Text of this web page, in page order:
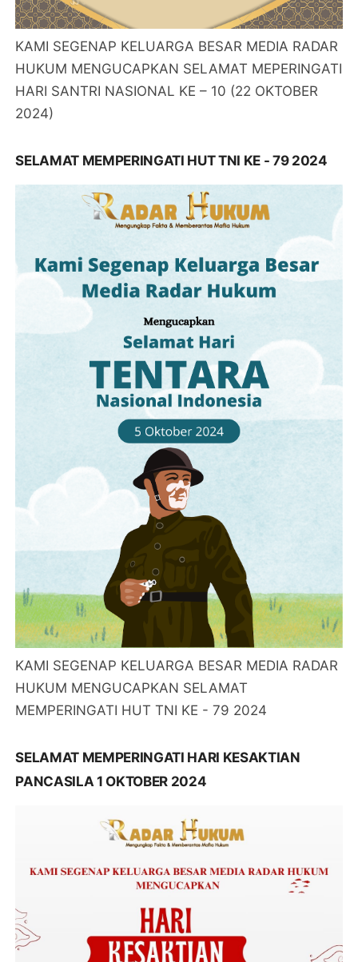
KAMI SEGENAP KELUARGA BESAR MEDIA RADAR
HUKUM MENGUCAPKAN SELAMAT MEPERINGATI
HARI SANTRI NASIONAL KE – 10 (22 OKTOBER
2024)
SELAMAT MEMPERINGATI HUT TNI KE - 79 2024
KAMI SEGENAP KELUARGA BESAR MEDIA RADAR
HUKUM MENGUCAPKAN SELAMAT
MEMPERINGATI HUT TNI KE - 79 2024
SELAMAT MEMPERINGATI HARI KESAKTIAN
PANCASILA 1 OKTOBER 2024